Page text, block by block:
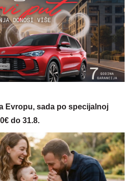
Evropu, sada po specijalnoj
do 31.8.